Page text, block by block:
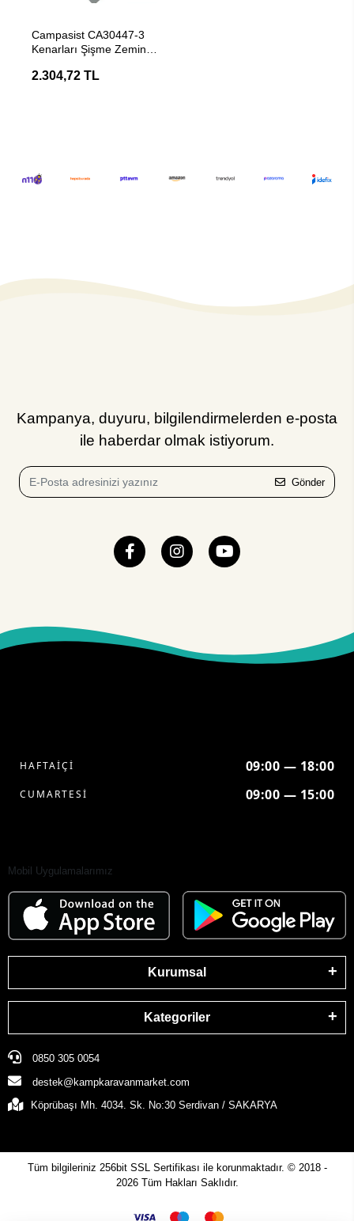
Campasist CA30447-3
Kenarları Şişme Zemin
2.304,72 TL
Kampanya, duyuru, bilgilendirmelerden e-posta
ile haberdar olmak istiyorum.
Gönder
HAFTAİÇİ 09:00 — 18:00
CUMARTESİ 09:00 — 15:00
Mobil Uygulamalarımız
Kurumsal
Kategoriler
0850 305 0054
destek@kampkaravanmarket.com
Köprübaşı Mh. 4034. Sk. No:30 Serdivan / SAKARYA
Tüm bilgileriniz 256bit SSL Sertifikası ile korunmaktadır. © 2018 -
2026 Tüm Hakları Saklıdır.